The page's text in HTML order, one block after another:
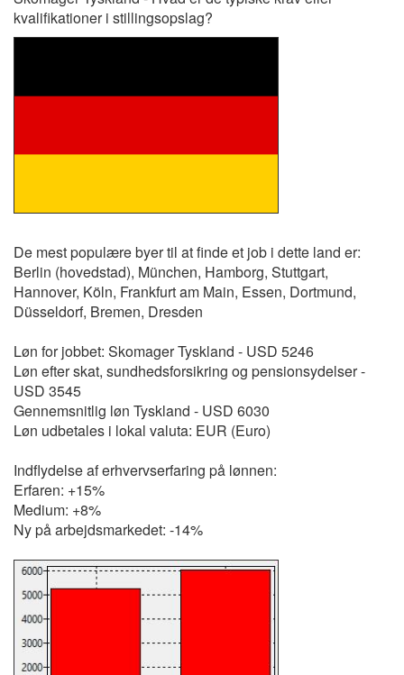
kvalifikationer i stillingsopslag?
De mest populære byer til at finde et job i dette land er:
Berlin (hovedstad), München, Hamborg, Stuttgart,
Hannover, Köln, Frankfurt am Main, Essen, Dortmund,
Düsseldorf, Bremen, Dresden
Løn for jobbet: Skomager Tyskland - USD 5246
Løn efter skat, sundhedsforsikring og pensionsydelser -
USD 3545
Gennemsnitlig løn Tyskland - USD 6030
Løn udbetales i lokal valuta: EUR (Euro)
Indflydelse af erhvervserfaring på lønnen:
Erfaren: +15%
Medium: +8%
Ny på arbejdsmarkedet: -14%